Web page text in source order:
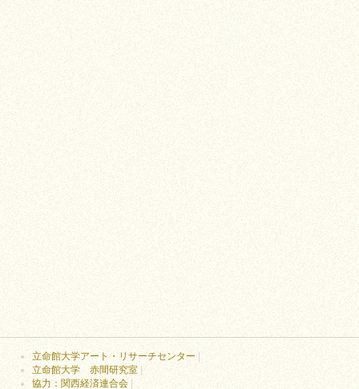
立命館大学アート・リサーチセンター
立命館大学 赤間研究室
協力：関西経済連合会